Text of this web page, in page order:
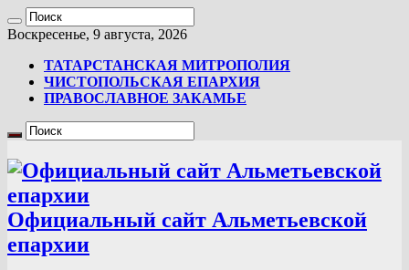
Воскресенье, 9 августа, 2026
ТАТАРСТАНСКАЯ МИТРОПОЛИЯ
ЧИСТОПОЛЬСКАЯ ЕПАРХИЯ
ПРАВОСЛАВНОЕ ЗАКАМЬЕ
Официальный сайт Альметьевской
епархии